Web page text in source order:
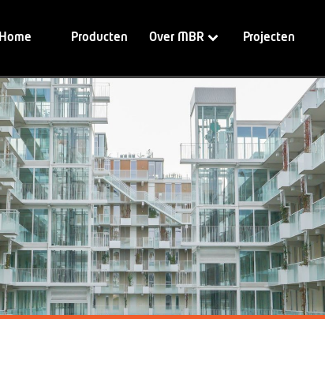
Home Producten Over MBR Projecten